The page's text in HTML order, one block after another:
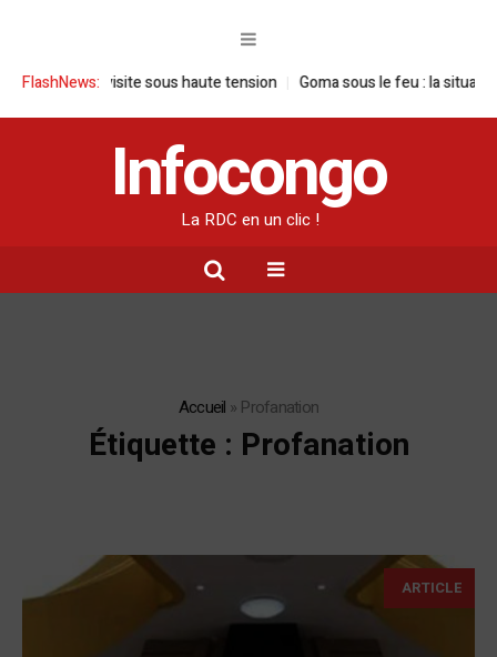
FlashNews:
une visite sous haute tension Goma sous le feu : la situation
Infocongo
La RDC en un clic !
Accueil » Profanation
Étiquette : Profanation
ARTICLE